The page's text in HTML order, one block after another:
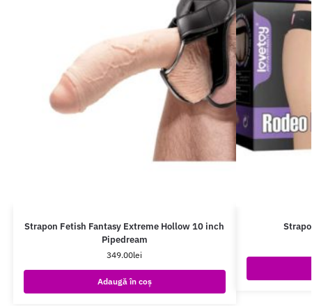
Strapon Fetish Fantasy Extreme Hollow 10 inch
Pipedream
349.00lei
Adaugă în coș